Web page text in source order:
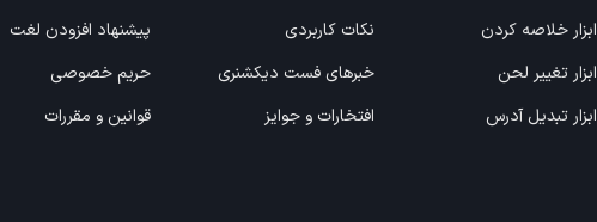
ابزار خلاصه کردن
ابزار تغییر لحن
ابزار تبدیل آدرس
نکات کاربردی
خبرهای فست دیکشنری
افتخارات و جوایز
پیشنهاد افزودن لغت
حریم خصوصی
قوانین و مقررات